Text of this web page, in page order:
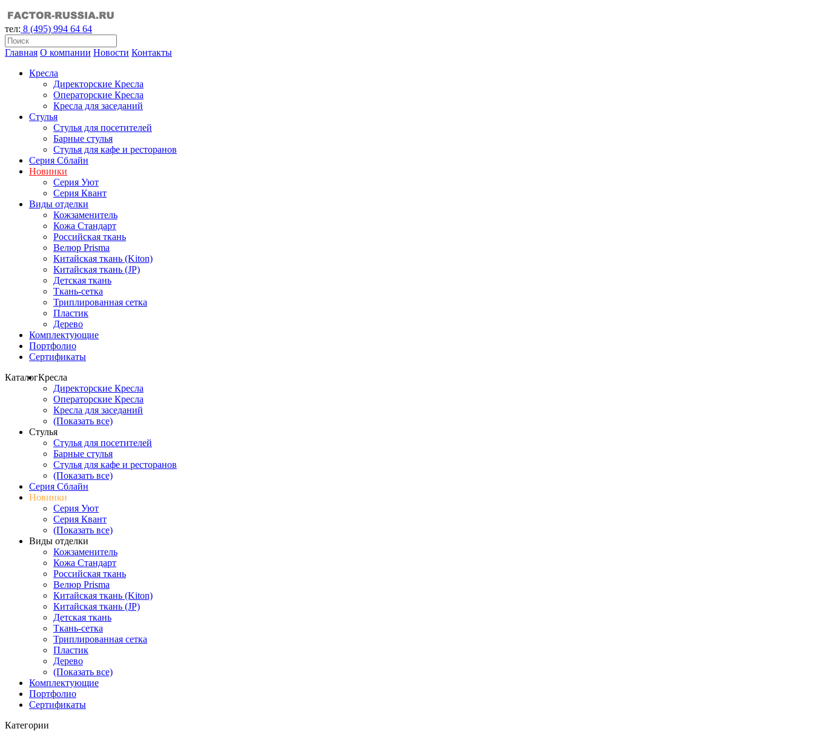
тел: 8 (495) 994 64 64
Главная О компании Новости Контакты
Кресла
Директорские Кресла
Операторские Кресла
Кресла для заседаний
Стулья
Стулья для посетителей
Барные стулья
Стулья для кафе и ресторанов
Серия Сблайн
Новинки
Серия Уют
Серия Квант
Виды отделки
Кожзаменитель
Кожа Стандарт
Российская ткань
Велюр Prisma
Китайская ткань (Kiton)
Китайская ткань (JP)
Детская ткань
Ткань-сетка
Триплированная сетка
Пластик
Дерево
Комплектующие
Портфолио
Сертификаты
КаталогКресла
Директорские Кресла
Операторские Кресла
Кресла для заседаний
(Показать все)
Стулья
Стулья для посетителей
Барные стулья
Стулья для кафе и ресторанов
(Показать все)
Серия Сблайн
Новинки
Серия Уют
Серия Квант
(Показать все)
Виды отделки
Кожзаменитель
Кожа Стандарт
Российская ткань
Велюр Prisma
Китайская ткань (Kiton)
Китайская ткань (JP)
Детская ткань
Ткань-сетка
Триплированная сетка
Пластик
Дерево
(Показать все)
Комплектующие
Портфолио
Сертификаты
Категории